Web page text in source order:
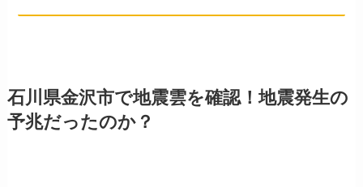
石川県金沢市で地震雲を確認！地震発生の
予兆だったのか？